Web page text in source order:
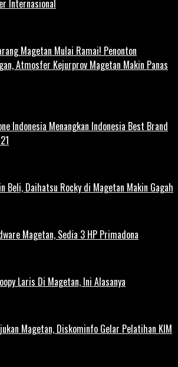
Internasional
Magetan Mulai Ramai! Penonton
Atmosfer Kejurprov Magetan Makin Panas
Indonesia Menangkan Indonesia Best Brand
Beli, Daihatsu Rocky di Magetan Makin Gagah
Magetan, Sedia 3 HP Primadona
Laris Di Magetan, Ini Alasanya
Magetan, Diskominfo Gelar Pelatihan KIM